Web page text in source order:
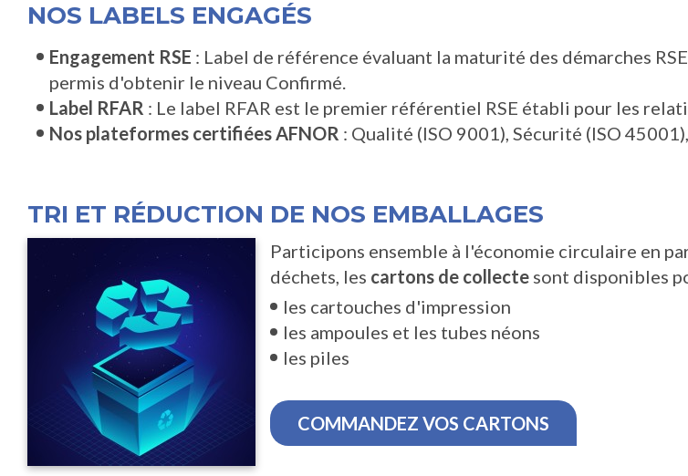
NOS LABELS ENGAGÉS
Engagement RSE : Label de référence évaluant la maturité des démarches
permis d'obtenir le niveau Confirmé.
Label RFAR : Le label RFAR est le premier référentiel RSE établi pour les
Nos plateformes certifiées AFNOR : Qualité (ISO 9001), Sécurité (ISO
TRI ET RÉDUCTION DE NOS EMBALLAGES
Participons ensemble à l'économie circulaire en
déchets, les cartons de collecte sont disponibles
les cartouches d'impression
les ampoules et les tubes néons
les piles
COMMANDEZ VOS CARTONS